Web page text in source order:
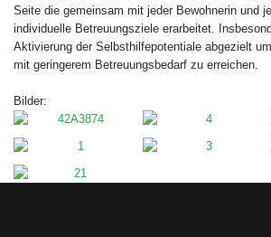
Seite die gemeinsam mit jeder Bewohnerin und
individuelle Betreuungsziele erarbeitet.
Aktivierung der Selbsthilfepotentiale abgezielt
mit geringerem Betreuungsbedarf zu erreichen.
Bilder: